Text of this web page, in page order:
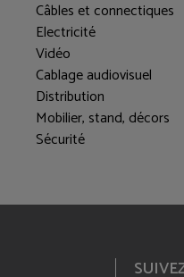
Câbles et connectiques
Electricité
Vidéo
Cablage audiovisuel
Distribution
Mobilier, stand, décors
Sécurité